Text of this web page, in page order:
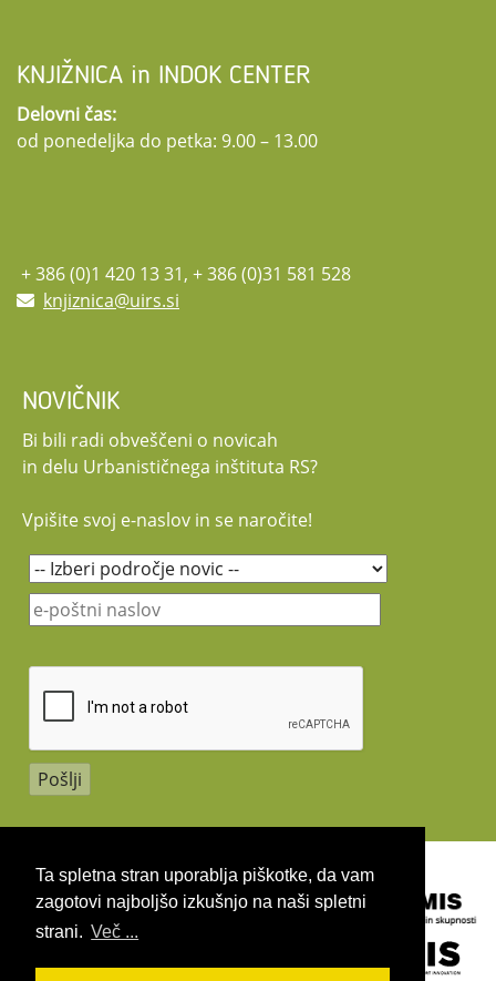
Ta spletna stran uporablja piškotke, da vam
zagotovi najboljšo izkušnjo na naši spletni
strani. Več ...
KNJIŽNICA in INDOK CENTER
Delovni čas:
od ponedeljka do petka: 9.00 – 13.00
+ 386 (0)1 420 13 31, + 386 (0)31 581 528
knjiznica@uirs.si
NOVIČNIK
Bi bili radi obveščeni o novicah
in delu Urbanističnega inštituta RS?
Vpišite svoj e-naslov in se naročite!